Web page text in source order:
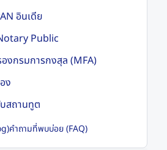
อินเดีย
Public
งกรมการกงสุล (MFA)
ง
สถานทูต
คำถามที่พบบ่อย (FAQ)